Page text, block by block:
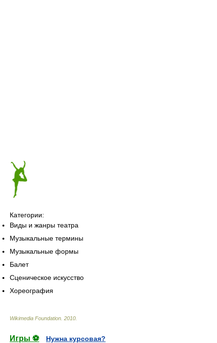
Категории:
Виды и жанры театра
Музыкальные термины
Музыкальные формы
Балет
Сценическое искусство
Хореография
Wikimedia Foundation 2010
Игры ⚽
Нужна курсовая?